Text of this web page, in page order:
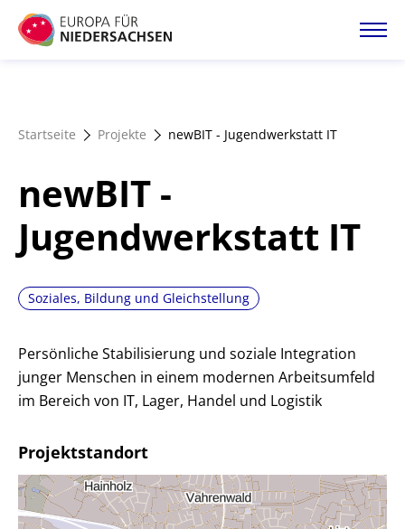
Direkt
zum
Förderangebote
Startseite Projekte newBIT - Jugendwerkstatt IT
newBIT -
Jugendwerkstatt IT
Soziales, Bildung und Gleichstellung
Persönliche Stabilisierung und soziale Integration
junger Menschen in einem modernen Arbeitsumfeld
im Bereich von IT, Lager, Handel und Logistik
Projektstandort